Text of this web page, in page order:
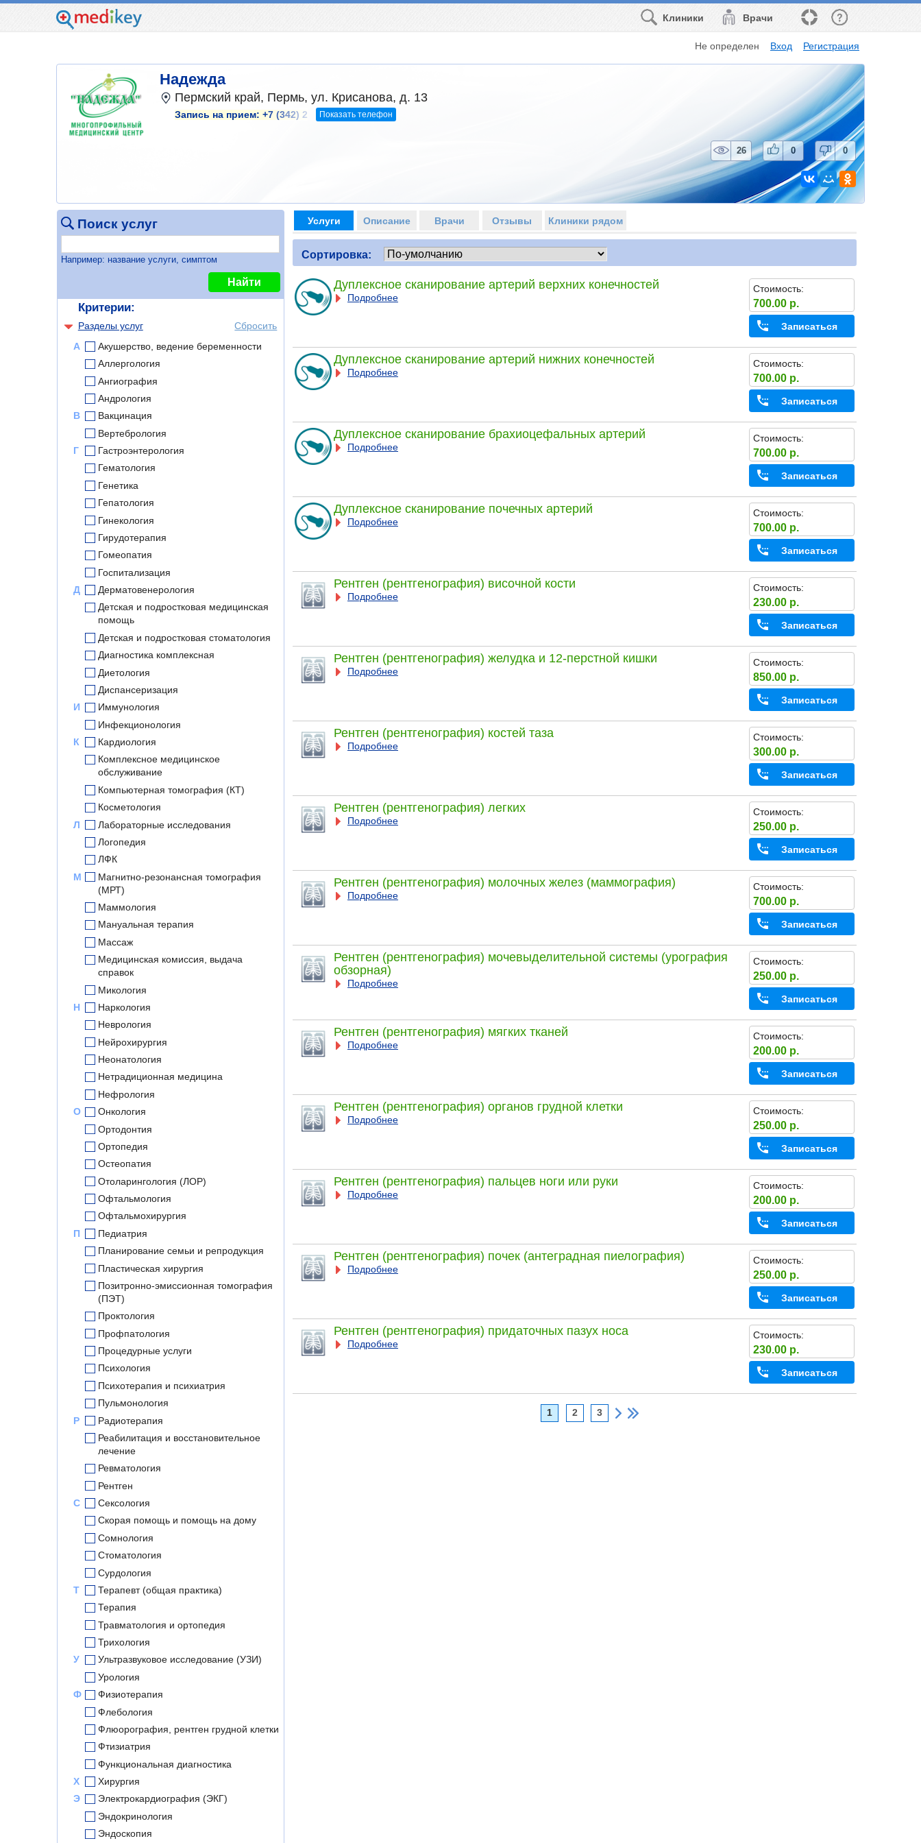
Врачи
Клиники
Не определен Вход Регистрация
Надежда
Пермский край, Пермь, ул. Крисанова, д. 13
Запись на прием: +7 (342) 2 Показать телефон
26 0 0
Поиск услуг
Например: название услуги, симптом
Найти
Критерии:
Разделы услуг
Сбросить
А
Акушерство, ведение беременности
Аллергология
Ангиография
Андрология
В
Вакцинация
Вертебрология
Г
Гастроэнтерология
Гематология
Генетика
Гепатология
Гинекология
Гирудотерапия
Гомеопатия
Госпитализация
Д
Дерматовенерология
Детская и подростковая медицинская
помощь
Детская и подростковая стоматология
Диагностика комплексная
Диетология
Диспансеризация
И
Иммунология
Инфекционология
К
Кардиология
Комплексное медицинское
обслуживание
Компьютерная томография (КТ)
Косметология
Л
Лабораторные исследования
Логопедия
ЛФК
М
Магнитно-резонансная томография
(МРТ)
Маммология
Мануальная терапия
Массаж
Медицинская комиссия, выдача
справок
Микология
Н
Наркология
Неврология
Нейрохирургия
Неонатология
Нетрадиционная медицина
Нефрология
О
Онкология
Ортодонтия
Ортопедия
Остеопатия
Отоларингология (ЛОР)
Офтальмология
Офтальмохирургия
П
Педиатрия
Планирование семьи и репродукция
Пластическая хирургия
Позитронно-эмиссионная томография
(ПЭТ)
Проктология
Профпатология
Процедурные услуги
Психология
Психотерапия и психиатрия
Пульмонология
Р
Радиотерапия
Реабилитация и восстановительное
лечение
Ревматология
Рентген
С
Сексология
Скорая помощь и помощь на дому
Сомнология
Стоматология
Сурдология
Т
Терапевт (общая практика)
Терапия
Травматология и ортопедия
Трихология
У
Ультразвуковое исследование (УЗИ)
Урология
Ф
Физиотерапия
Флебология
Флюорография, рентген грудной клетки
Фтизиатрия
Функциональная диагностика
Х
Хирургия
Э
Электрокардиография (ЭКГ)
Эндокринология
Эндоскопия
Услуги Описание Врачи Отзывы Клиники рядом
Сортировка:
Дуплексное сканирование артерий верхних конечностей
Подробнее
Стоимость:
700.00 р.
Записаться
Дуплексное сканирование артерий нижних конечностей
Подробнее
Стоимость:
700.00 р.
Записаться
Дуплексное сканирование брахиоцефальных артерий
Подробнее
Стоимость:
700.00 р.
Записаться
Дуплексное сканирование почечных артерий
Подробнее
Стоимость:
700.00 р.
Записаться
Рентген (рентгенография) височной кости
Подробнее
Стоимость:
230.00 р.
Записаться
Рентген (рентгенография) желудка и 12-перстной кишки
Подробнее
Стоимость:
850.00 р.
Записаться
Рентген (рентгенография) костей таза
Подробнее
Стоимость:
300.00 р.
Записаться
Рентген (рентгенография) легких
Подробнее
Стоимость:
250.00 р.
Записаться
Рентген (рентгенография) молочных желез (маммография)
Подробнее
Стоимость:
700.00 р.
Записаться
Рентген (рентгенография) мочевыделительной системы (урография
обзорная)
Подробнее
Стоимость:
250.00 р.
Записаться
Рентген (рентгенография) мягких тканей
Подробнее
Стоимость:
200.00 р.
Записаться
Рентген (рентгенография) органов грудной клетки
Подробнее
Стоимость:
250.00 р.
Записаться
Рентген (рентгенография) пальцев ноги или руки
Подробнее
Стоимость:
200.00 р.
Записаться
Рентген (рентгенография) почек (антеградная пиелография)
Подробнее
Стоимость:
250.00 р.
Записаться
Рентген (рентгенография) придаточных пазух носа
Подробнее
Стоимость:
230.00 р.
Записаться
1 2 3